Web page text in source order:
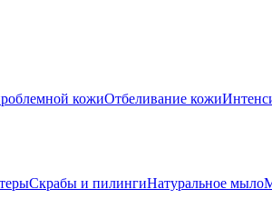
кожиОтбеливание кожи
Скрабы и пилингиНатуральное мыло